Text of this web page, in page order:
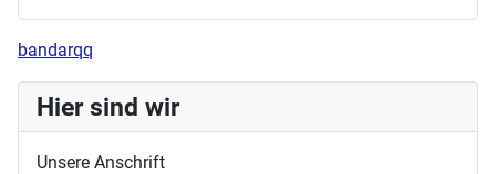
bandarqq
Hier sind wir
Unsere Anschrift